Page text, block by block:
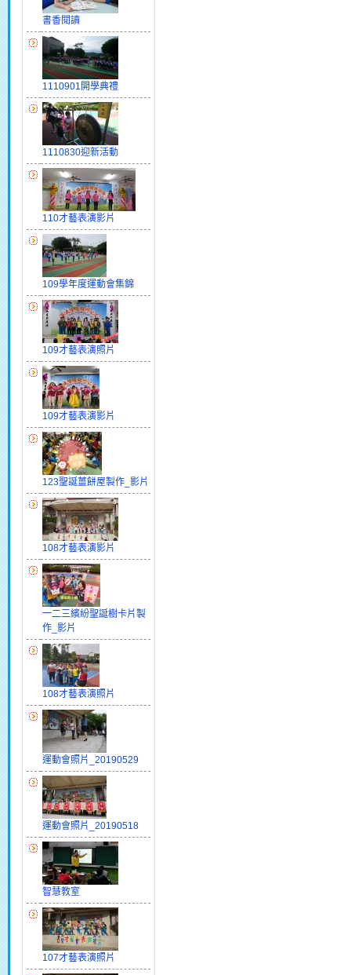
書香閱讀
1110901開學典禮
1110830迎新活動
110才藝表演影片
109學年度運動會集錦
109才藝表演照片
109才藝表演影片
123聖誕薑餅屋製作_影片
108才藝表演影片
一二三繽紛聖誕樹卡片製
作_影片
108才藝表演照片
運動會照片_20190529
運動會照片_20190518
智慧教室
107才藝表演照片